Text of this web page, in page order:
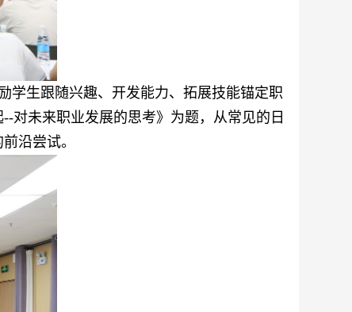
学生跟随兴趣、开发能力、拓展技能锚定职
--对未来职业发展的思考》为题，从常见的日
沿尝试。